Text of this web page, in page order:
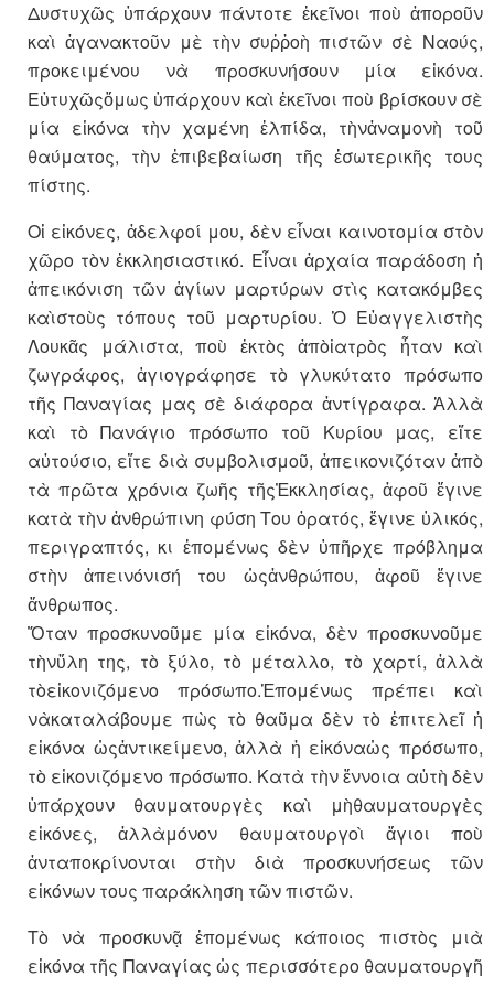
Δυστυχῶς ὑπάρχουν πάντοτε ἐκεῖνοι ποὺ ἀποροῦν
καὶ ἀγανακτοῦν μὲ τὴν συῤῥοὴ πιστῶν σὲ Ναούς,
προκειμένου νὰ προσκυνήσουν μία εἰκόνα.
Εὐτυχῶςὅμως ὑπάρχουν καὶ ἐκεῖνοι ποὺ βρίσκουν σὲ
μία εἰκόνα τὴν χαμένη ἐλπίδα, τὴνἀναμονὴ τοῦ
θαύματος, τὴν ἐπιβεβαίωση τῆς ἐσωτερικῆς τους
πίστης.
Οἱ εἰκόνες, ἀδελφοί μου, δὲν εἶναι καινοτομία στὸν
χῶρο τὸν ἐκκλησιαστικό. Εἶναι ἀρχαία παράδοση ἡ
ἀπεικόνιση τῶν ἁγίων μαρτύρων στὶς κατακόμβες
καὶστοὺς τόπους τοῦ μαρτυρίου. Ὁ Εὐαγγελιστὴς
Λουκᾶς μάλιστα, ποὺ ἐκτὸς ἀπὸἰατρὸς ἦταν καὶ
ζωγράφος, ἁγιογράφησε τὸ γλυκύτατο πρόσωπο
τῆς Παναγίας μας σὲ διάφορα ἀντίγραφα. Ἀλλὰ
καὶ τὸ Πανάγιο πρόσωπο τοῦ Κυρίου μας, εἴτε
αὐτούσιο, εἴτε διὰ συμβολισμοῦ, ἀπεικονιζόταν ἀπὸ
τὰ πρῶτα χρόνια ζωῆς τῆςἘκκλησίας, ἀφοῦ ἔγινε
κατὰ τὴν ἀνθρώπινη φύση Του ὁρατός, ἔγινε ὑλικός,
περιγραπτός, κι ἑπομένως δὲν ὑπῆρχε πρόβλημα
στὴν ἀπεινόνισή του ὡςἀνθρώπου, ἀφοῦ ἔγινε
ἄνθρωπος.
Ὅταν προσκυνοῦμε μία εἰκόνα, δὲν προσκυνοῦμε
τὴνὕλη της, τὸ ξύλο, τὸ μέταλλο, τὸ χαρτί, ἀλλὰ
τὸεἰκονιζόμενο πρόσωπο.Ἑπομένως πρέπει καὶ
νὰκαταλάβουμε πὼς τὸ θαῦμα δὲν τὸ ἐπιτελεῖ ἡ
εἰκόνα ὡςἀντικείμενο, ἀλλὰ ἡ εἰκόναὡς πρόσωπο,
τὸ εἰκονιζόμενο πρόσωπο. Κατὰ τὴν ἔννοια αὐτὴ δὲν
ὑπάρχουν θαυματουργὲς καὶ μὴθαυματουργὲς
εἰκόνες, ἀλλὰμόνον θαυματουργοὶ ἅγιοι ποὺ
ἀνταποκρίνονται στὴν διὰ προσκυνήσεως τῶν
εἰκόνων τους παράκληση τῶν πιστῶν.
Τὸ νὰ προσκυνᾷ ἑπομένως κάποιος πιστὸς μιὰ
εἰκόνα τῆς Παναγίας ὡς περισσότερο θαυματουργῆ